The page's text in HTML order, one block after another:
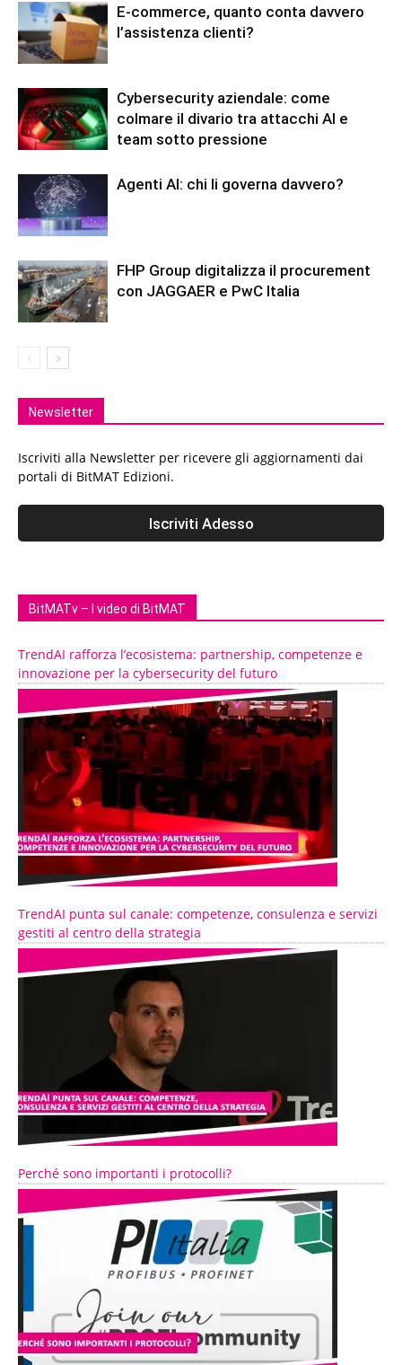
E-commerce, quanto conta davvero
l’assistenza clienti?
Cybersecurity aziendale: come
colmare il divario tra attacchi AI e
team sotto pressione
Agenti AI: chi li governa davvero?
FHP Group digitalizza il procurement
con JAGGAER e PwC Italia
Newsletter
Iscriviti alla Newsletter per ricevere gli aggiornamenti dai
portali di BitMAT Edizioni.
BitMATv – I video di BitMAT
TrendAI rafforza l’ecosistema: partnership, competenze e
innovazione per la cybersecurity del futuro
TrendAI punta sul canale: competenze, consulenza e servizi
gestiti al centro della strategia
Perché sono importanti i protocolli?